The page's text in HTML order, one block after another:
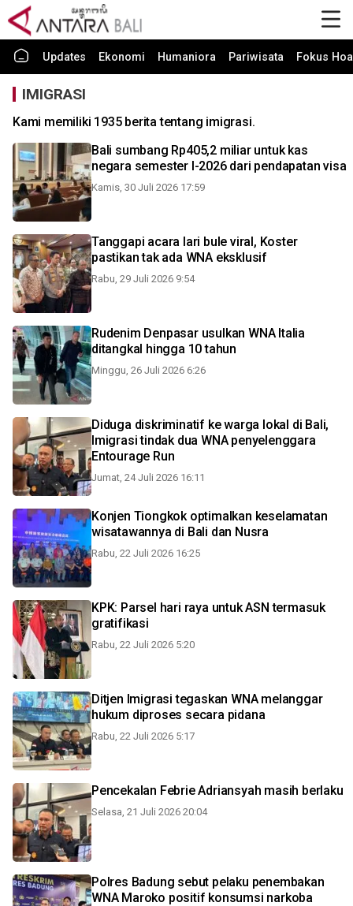
Updates Ekonomi Humaniora Pariwisata Fokus
IMIGRASI
Kami memiliki 1935 berita tentang imigrasi.
Bali sumbang Rp405,2 miliar untuk kas
negara semester I-2026 dari pendapatan visa
Kamis, 30 Juli 2026 17:59
Tanggapi acara lari bule viral, Koster
pastikan tak ada WNA eksklusif
Rabu, 29 Juli 2026 9:54
Rudenim Denpasar usulkan WNA Italia
ditangkal hingga 10 tahun
Minggu, 26 Juli 2026 6:26
Diduga diskriminatif ke warga lokal di Bali,
Imigrasi tindak dua WNA penyelenggara
Entourage Run
Jumat, 24 Juli 2026 16:11
Konjen Tiongkok optimalkan keselamatan
wisatawannya di Bali dan Nusra
Rabu, 22 Juli 2026 16:25
KPK: Parsel hari raya untuk ASN termasuk
gratifikasi
Rabu, 22 Juli 2026 5:20
Ditjen Imigrasi tegaskan WNA melanggar
hukum diproses secara pidana
Rabu, 22 Juli 2026 5:17
Pencekalan Febrie Adriansyah masih berlaku
Selasa, 21 Juli 2026 20:04
Polres Badung sebut pelaku penembakan
WNA Maroko positif konsumsi narkoba